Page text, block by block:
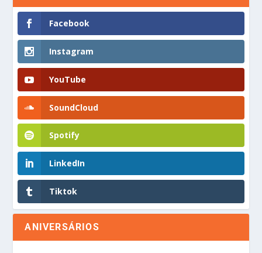
Facebook
Instagram
YouTube
SoundCloud
Spotify
LinkedIn
Tiktok
ANIVERSÁRIOS